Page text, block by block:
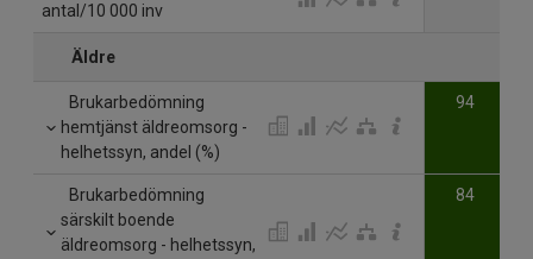
antal/10 000 inv
Äldre
Brukarbedömning
hemtjänst äldreomsorg -
helhetssyn, andel (%)
94
Brukarbedömning
särskilt boende
äldreomsorg - helhetssyn,
84